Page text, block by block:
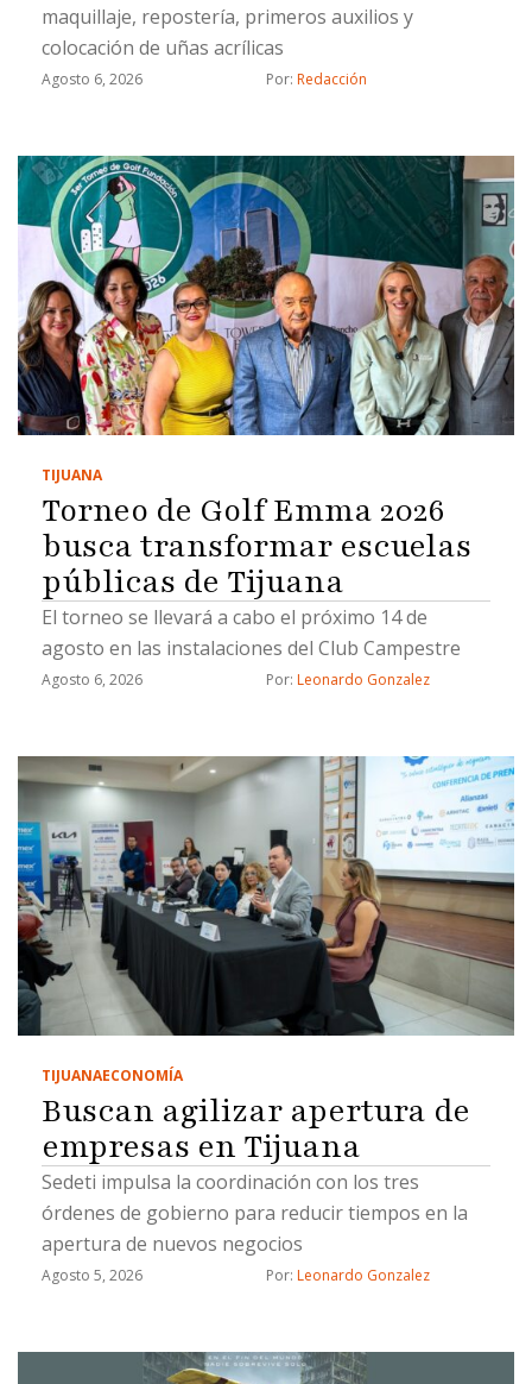
maquillaje, repostería, primeros auxilios y
colocación de uñas acrílicas
Agosto 6, 2026 Por: Redacción
TIJUANA
Torneo de Golf Emma 2026
busca transformar escuelas
públicas de Tijuana
El torneo se llevará a cabo el próximo 14 de
agosto en las instalaciones del Club Campestre
Agosto 6, 2026 Por: Leonardo Gonzalez
TIJUANAECONOMÍA
Buscan agilizar apertura de
empresas en Tijuana
Sedeti impulsa la coordinación con los tres
órdenes de gobierno para reducir tiempos en la
apertura de nuevos negocios
Agosto 5, 2026 Por: Leonardo Gonzalez